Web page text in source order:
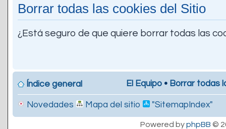
Borrar todas las cookies del Sitio
¿Está seguro de que quiere borrar todas las
Índice general El Equipo • Borrar todas
Novedades Mapa del sitio "SitemapIndex"
Powered byphpBB ©